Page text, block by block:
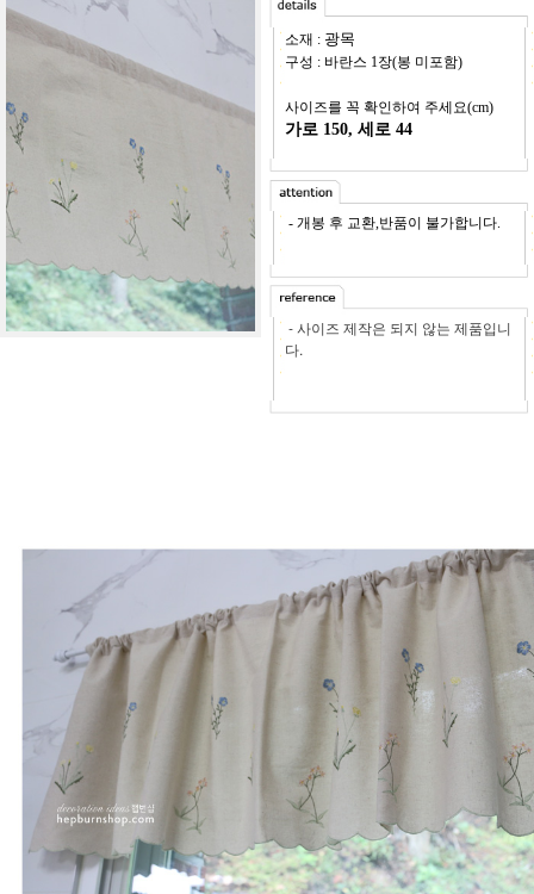
소재 : 광목
구성 : 바란스 1장(봉 미포함)
사이즈를 꼭 확인하여 주세요(cm)
가로 150, 세로 44
- 개봉 후 교환,반품이 불가합니다.
- 사이즈 제작은 되지 않는 제품입니
다.